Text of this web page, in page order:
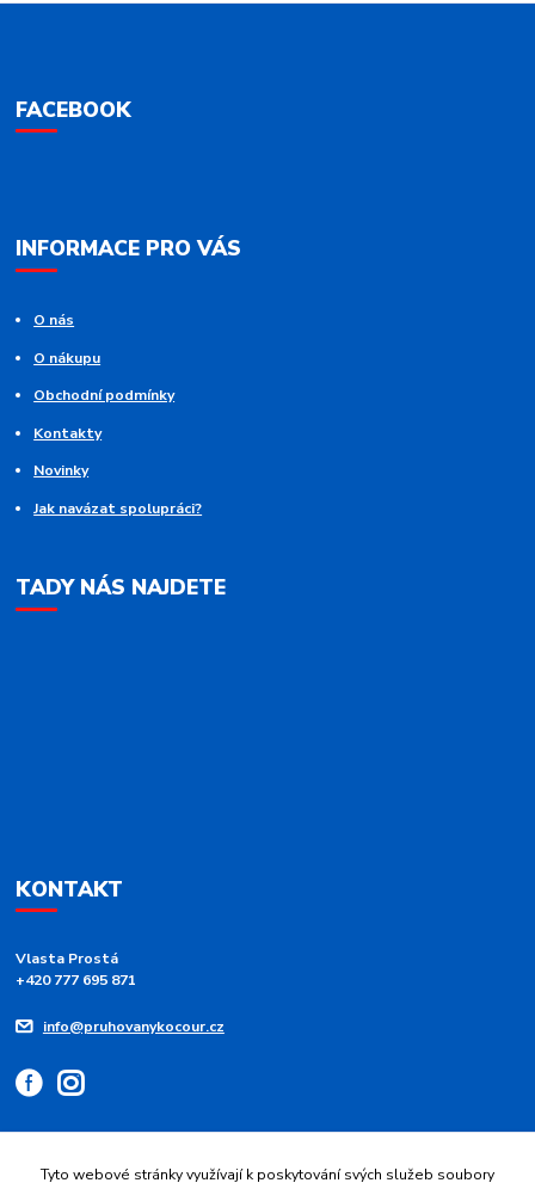
FACEBOOK
INFORMACE PRO VÁS
O nás
O nákupu
Obchodní podmínky
Kontakty
Novinky
Jak navázat spolupráci?
TADY NÁS NAJDETE
KONTAKT
Vlasta Prostá
+420 777 695 871
info@pruhovanykocour.cz
Tyto webové stránky využívají k poskytování svých služeb soubory